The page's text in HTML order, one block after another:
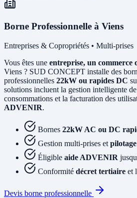
Borne Professionnelle à Viens
Entreprises & Copropriétés • Multi-prises
Vous êtes une entreprise, un commerce
Viens ? SUD CONCEPT installe des
professionnelles 22kW ou rapides DC
solutions incluent la gestion intelligente
consommations et la facturation des
ADVENIR.
Bornes 22kW AC ou DC
Gestion multi-prises et
Éligible aide ADVENIR
Conformité décret tertiaire et
Devis borne professionnelle